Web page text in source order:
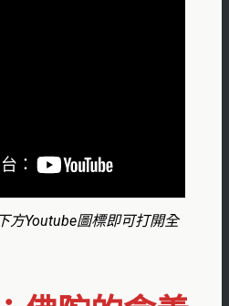
方Youtube圖標即可打開全